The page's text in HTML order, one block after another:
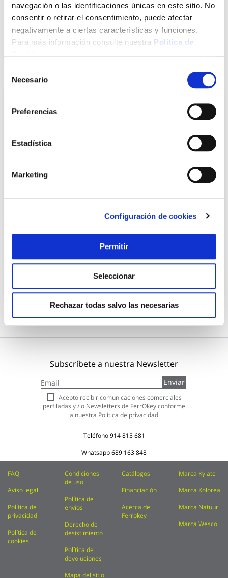
navegación o las identificaciones únicas en este sitio. No
consentir o retirar el consentimiento, puede afectar
negativamente a ciertas características y funciones.
Para más información consulte nuestra Política de
Necesario
Preferencias
Estadística
Marketing
Configuración de cookies
Permitir
Seleccionar
Rechazar todas salvo las necesarias
Introduce tu e-mail y te avisaremos si el artículo vuelve a
estar disponible.
Avisarme
Cubo con escurridor 14 l ruedas automatico lila mery
Mery
22,70 €
Subscríbete a nuestra Newsletter
a
nuestro
boletín
de
Enviar
Acepto recibir comunicaciones comerciales
perfiladas y / o Newsletters de FerrOkey conforme
a nuestra Política de privacidad
Teléfono914 815 681
Whatsapp689 163 848
FAQ
Aviso legal
Política de
privacidad
Política de
cookies
Condiciones
de uso
Política de
envíos
Derecho de
desistimiento
Política de
devoluciones
Mapa del sitio
Catálogos
Financiación
Acerca de
Ferrokey
Marca Kylate
Marca Kolorea
Marca Natuur
Marca Wesco